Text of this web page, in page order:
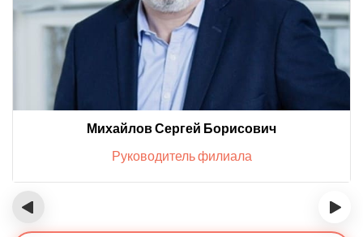
Михайлов Сергей Борисович
Руководитель филиала
‹ ›